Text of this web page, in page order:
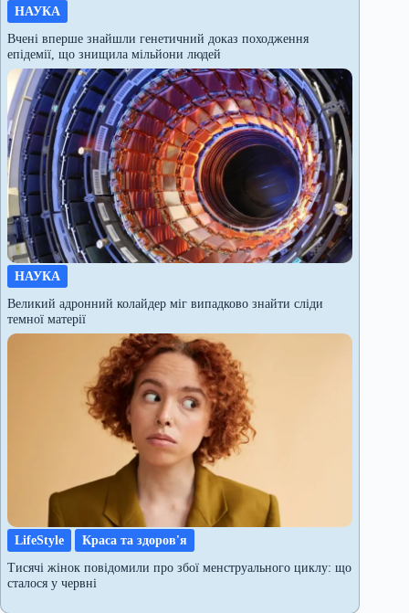
НАУКА
Вчені вперше знайшли генетичний доказ походження
епідемії, що знищила мільйони людей
НАУКА
Великий адронний колайдер міг випадково знайти сліди
темної матерії
LifeStyle
Краса та здоров'я
Тисячі жінок повідомили про збої менструального циклу: що
сталося у червні